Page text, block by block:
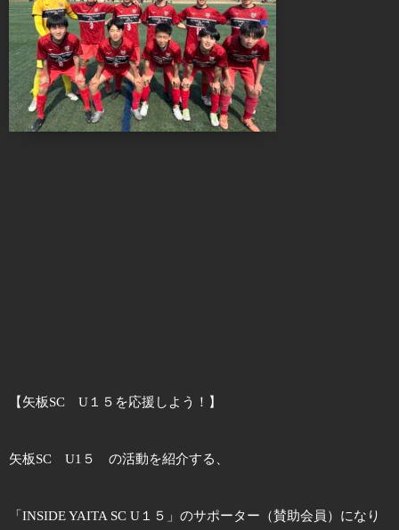
【矢板SC U１５を応援しよう！】
矢板SC U1５ の活動を紹介する、
「INSIDE YAITA SC U１５」のサポーター（賛助会員）になり